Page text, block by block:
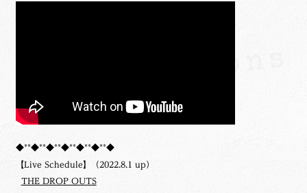
◆**◆**◆**◆**◆**◆**◆
【Live Schedule】（2022.8.1 up）
THE DROP OUTS